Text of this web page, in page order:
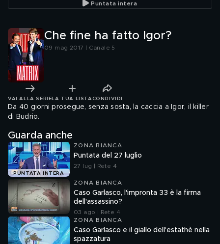
Puntata intera
Che fine ha fatto Igor?
09 mag 2017 | Canale 5
VAI ALLA SERIE LA TUA LISTA CONDIVIDI
Da 40 giorni prosegue, senza sosta, la caccia a Igor, il killer
di Budrio.
Guarda anche
PUNTATA INTERA
ZONA BIANCA
Puntata del 27 luglio
27 lug | Rete 4
ZONA BIANCA
Caso Garlasco, l'impronta 33 è la firma
dell'assassino?
03 ago | Rete 4
ZONA BIANCA
Caso Garlasco e il giallo dell'estathè nella
spazzatura